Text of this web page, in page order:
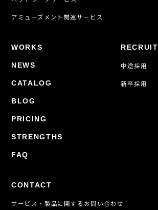
アミューズメント関連サービス
WORKS
NEWS
CATALOG
BLOG
PRICING
STRENGTHS
FAQ
RECRUIT
中途採用
新卒採用
CONTACT
サービス・製品に関するお問い合わせ